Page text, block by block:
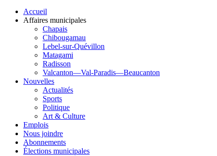
Accueil
Affaires municipales
Chapais
Chibougamau
Lebel-sur-Quévillon
Matagami
Radisson
Valcanton—Val-Paradis—Beaucanton
Nouvelles
Actualités
Sports
Politique
Art & Culture
Emplois
Nous joindre
Abonnements
Élections municipales